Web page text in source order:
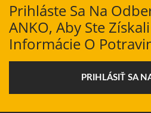
Prihláste Sa Na
ANKO, Aby Ste
Informácie O
PRIHLÁSIŤ SA